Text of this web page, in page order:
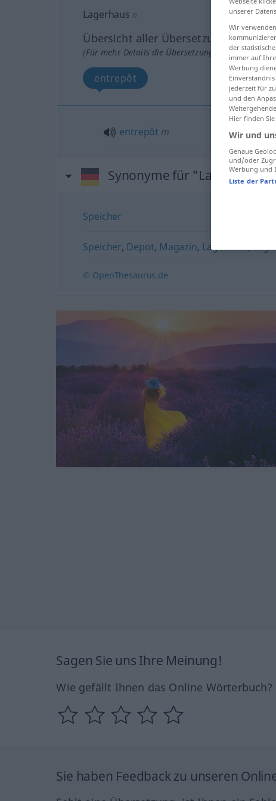
Lagerhaus n
Übersicht aller Übersetzungen
(Für mehr Details die Übersetzung anklicken/
entrepôt
entrepôt m
Synonyme für "Lagerhaus"
Speicher
Speicher, Depot, Magazin, Lagerhalle,
© OpenThesaurus.de
Sagen Sie uns Ihre Meinung!
Wie gefällt Ihnen das Online Wörterbuch?
Sie haben Feedback zu unseren
unserer
Wir
der
immer auf
Werbung
jederzeit für
und den
Hier finden
Wir und
Genaue
und/oder
Werbung und
Liste der